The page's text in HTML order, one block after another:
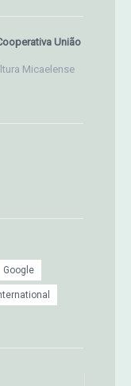
União
Micaelense
Google